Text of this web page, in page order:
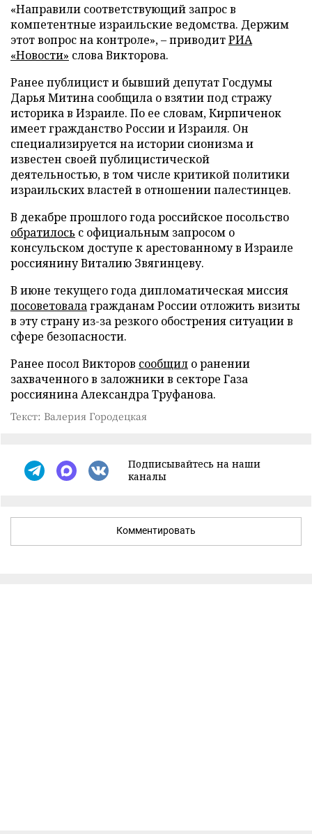
«Направили соответствующий запрос в
компетентные израильские ведомства. Держим
этот вопрос на контроле», – приводитРИА
«Новости» слова Викторова.
Ранее публицист и бывший депутат Госдумы
Дарья Митина сообщила о взятии под стражу
историка в Израиле. По ее словам, Кирпиченок
имеет гражданство России и Израиля. Он
специализируется на истории сионизма и
известен своей публицистической
деятельностью, в том числе критикой политики
израильских властей в отношении палестинцев.
В декабре прошлого года российское посольство
обратилось с официальным запросом о
консульском доступе к арестованному в Израиле
россиянину Виталию Звягинцеву.
В июне текущего года дипломатическая миссия
посоветовалагражданам России отложить визиты
в эту страну из-за резкого обострения ситуации в
сфере безопасности.
Ранее посол Викторов сообщил о ранении
захваченного в заложники в секторе Газа
россиянина Александра Труфанова.
Текст: Валерия Городецкая
Подписывайтесь на наши
каналы
Комментировать